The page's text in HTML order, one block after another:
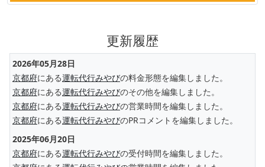
更新履歴
2026年05月28日
京都府にある運転代行みやびの料金形態を編集しました。
京都府にある運転代行みやびのその他を編集しました。
京都府にある運転代行みやびの営業時間を編集しました。
京都府にある運転代行みやびのPRコメントを編集しました。
2025年06月20日
京都府にある運転代行みやびの受付時間を編集しました。